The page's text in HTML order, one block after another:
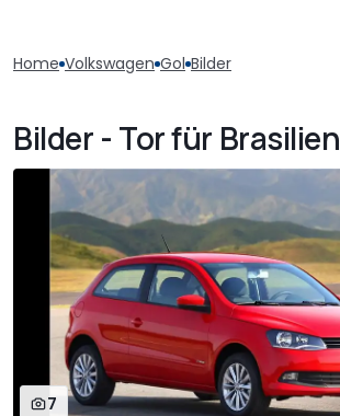
Home Volkswagen Gol Bilder
Bilder - Tor für Brasilien
7